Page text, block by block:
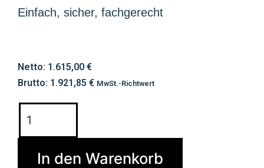
Einfach, sicher, fachgerecht
Netto: 1.615,00 €
Brutto: 1.921,85 € MwSt.-Richtwert
In den Warenkorb